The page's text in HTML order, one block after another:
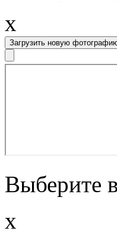
x
Загрузить новую
Выберите
x